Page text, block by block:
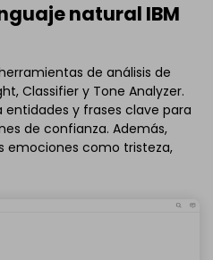
natural IBM
de análisis de
Classifier y Tone Analyzer.
entidades y frases clave para
de confianza. Además,
emociones como tristeza,